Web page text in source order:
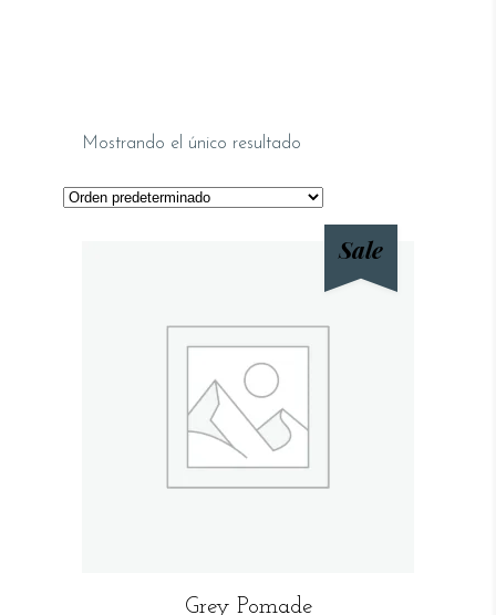
Mostrando el único resultado
Sale
AÑADIR AL CARRITO
Grey Pomade